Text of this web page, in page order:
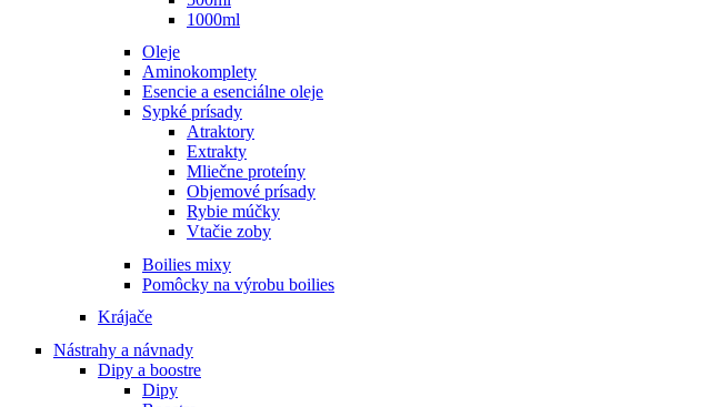
1000ml
Oleje
Aminokomplety
Esencie a esenciálne oleje
Sypké prísady
Atraktory
Extrakty
Mliečne proteíny
Objemové prísady
Rybie múčky
Vtačie zoby
Boilies mixy
Pomôcky na výrobu boilies
Krájače
Nástrahy a návnady
Dipy a boostre
Dipy